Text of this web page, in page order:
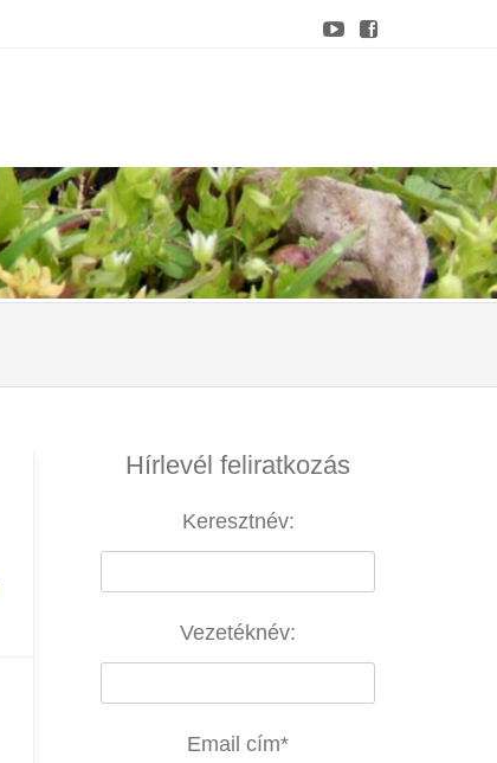
Hírlevél feliratkozás
Keresztnév:
Vezetéknév:
Email cím*